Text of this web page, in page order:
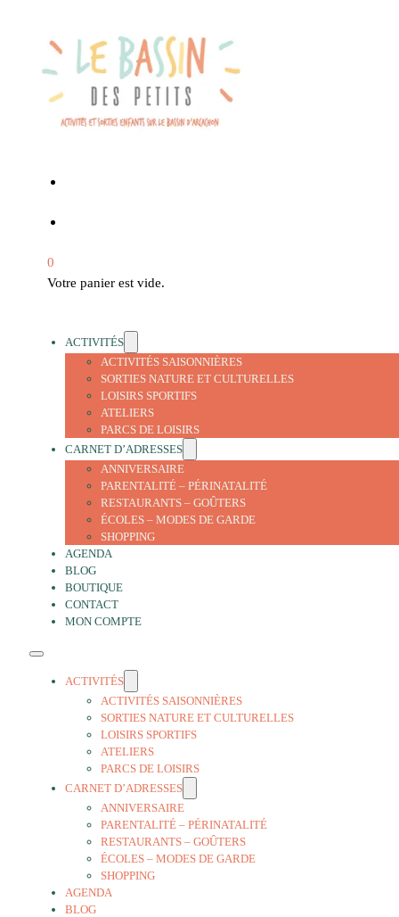
0
Votre panier est vide.
ACTIVITÉS
ACTIVITÉS SAISONNIÈRES
SORTIES NATURE ET CULTURELLES
LOISIRS SPORTIFS
ATELIERS
PARCS DE LOISIRS
CARNET D’ADRESSES
ANNIVERSAIRE
PARENTALITÉ – PÉRINATALITÉ
RESTAURANTS – GOÛTERS
ÉCOLES – MODES DE GARDE
SHOPPING
AGENDA
BLOG
BOUTIQUE
CONTACT
MON COMPTE
ACTIVITÉS
ACTIVITÉS SAISONNIÈRES
SORTIES NATURE ET CULTURELLES
LOISIRS SPORTIFS
ATELIERS
PARCS DE LOISIRS
CARNET D’ADRESSES
ANNIVERSAIRE
PARENTALITÉ – PÉRINATALITÉ
RESTAURANTS – GOÛTERS
ÉCOLES – MODES DE GARDE
SHOPPING
AGENDA
BLOG